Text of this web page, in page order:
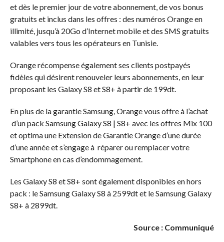
et dès le premier jour de votre abonnement, de vos bonus
gratuits et inclus dans les offres : des numéros Orange en
illimité, jusqu’à 20Go d’Internet mobile et des SMS gratuits
valables vers tous les opérateurs en Tunisie.
Orange récompense également ses clients postpayés
fidèles qui désirent renouveler leurs abonnements, en leur
proposant les Galaxy S8 et S8+ à partir de 199dt.
En plus de la garantie Samsung, Orange vous offre à l’achat
d’un pack Samsung Galaxy S8 | S8+ avec les offres Mix 100
et optima une Extension de Garantie Orange d’une durée
d’une année et s’engage à réparer ou remplacer votre
Smartphone en cas d’endommagement.
Les Galaxy S8 et S8+ sont également disponibles en hors
pack : le Samsung Galaxy S8 à 2599dt et le Samsung Galaxy
S8+ à 2899dt.
Source : Communiqué